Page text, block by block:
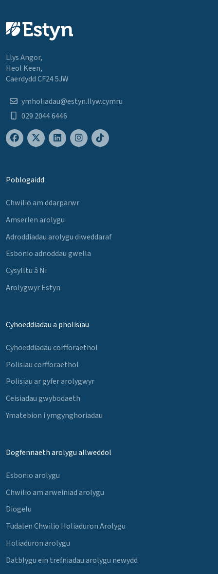
Llys Angor,
Heol Keen,
Caerdydd CF24 5JW
ymholiadau@estyn.llyw.cymru
029 2044 6446
Poblogaidd
Chwilio am ddarparwr
Amserlen arolygu
Adroddiadau arolygu diweddaraf
Esbonio adnoddau gwella
Cysylltu â Ni
Arolygwyr Estyn
Cyhoeddiadau a pholisïau
Cyhoeddiadau corfforaethol
Polisïau corfforaethol
Polisïau ar gyfer arolygwyr
Ceisiadau gwybodaeth
Ymatebion i ymgynghoriadau
Dogfennaeth arolygu allweddol
Esbonio arolygu
Chwilio am arweiniad arolygu
Diogelu
Tudalen Chwilio Holiaduron Arolygu
Holiaduron arolygu
Datblygu ein trefniadau arolygu newydd